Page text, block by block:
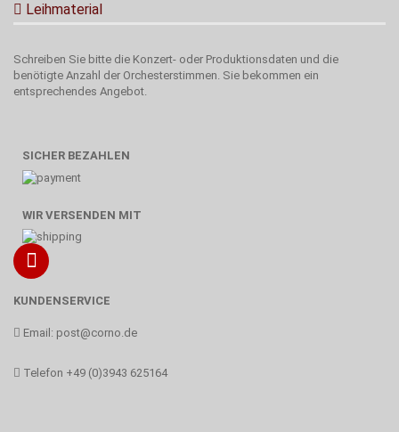
Leihmaterial
Schreiben Sie bitte die Konzert- oder Produktionsdaten und die
benötigte Anzahl der Orchesterstimmen. Sie bekommen ein
entsprechendes Angebot.
SICHER BEZAHLEN
WIR VERSENDEN MIT
KUNDENSERVICE
Email: post@corno.de
Telefon +49 (0)3943 625164